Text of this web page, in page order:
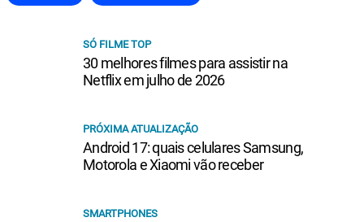
SÓ FILME TOP
30 melhores filmes para assistir na
Netflix em julho de 2026
PRÓXIMA ATUALIZAÇÃO
Android 17: quais celulares Samsung,
Motorola e Xiaomi vão receber
SMARTPHONES